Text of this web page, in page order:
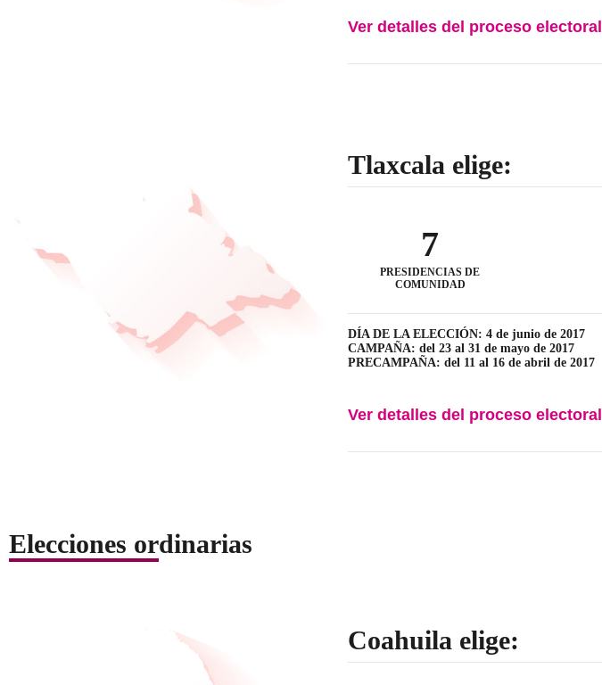
Ver detalles del proceso electoral
Tlaxcala elige:
7
PRESIDENCIAS DE
COMUNIDAD
DÍA DE LA ELECCIÓN: 4 de junio de 2017
CAMPAÑA: del 23 al 31 de mayo de 2017
PRECAMPAÑA: del 11 al 16 de abril de 2017
Ver detalles del proceso electoral
Elecciones ordinarias
Coahuila elige: